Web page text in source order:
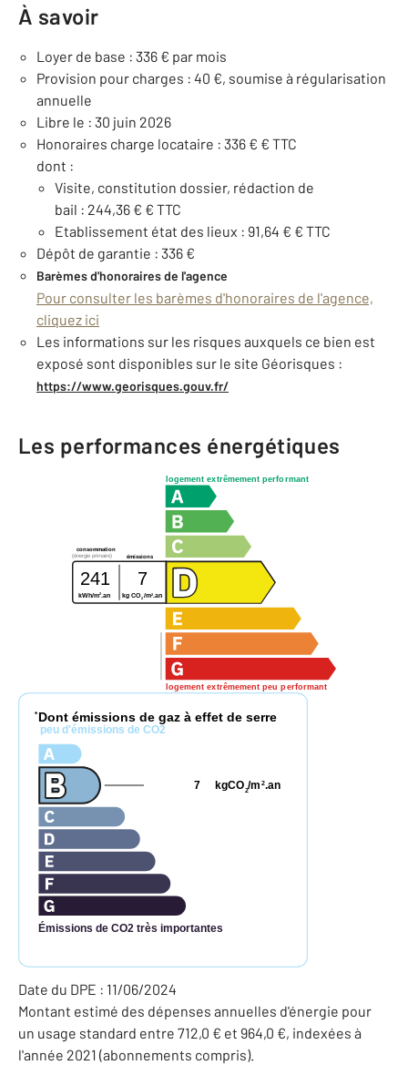
À savoir
Loyer de base : 336 € par mois
Provision pour charges : 40 €, soumise à régularisation
annuelle
Libre le : 30 juin 2026
Honoraires charge locataire : 336 € € TTC
dont :
Visite, constitution dossier, rédaction de
bail : 244,36 € € TTC
Etablissement état des lieux : 91,64 € € TTC
Dépôt de garantie : 336 €
Barèmes d'honoraires de l'agence
Pour consulter les barèmes d'honoraires de l'agence,
cliquez ici
Les informations sur les risques auxquels ce bien est
exposé sont disponibles sur le site Géorisques :
https://www.georisques.gouv.fr/
Les performances énergétiques
logement extrêmement performant
logement extrêmement peu performant
consommation
émissions
(énergie primaire)
241 7
kWh/m2.an kg CO2 /m2 .an
* Dont émissions de gaz à effet de serre
peu d'émissions de CO2
Émissions de CO2 très importantes
kgCO2/m 2.an
7
Date du DPE : 11/06/2024
Montant estimé des dépenses annuelles d'énergie pour
un usage standard entre 712,0 € et 964,0 €, indexées à
l'année 2021 (abonnements compris).